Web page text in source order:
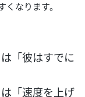
なります。
「彼はすでに
「速度を上げ